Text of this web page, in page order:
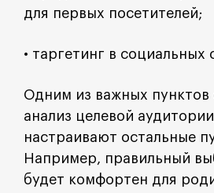
для первых посетителей;
• таргетинг в социальных
Одним из важных пунктов
анализ целевой
настраивают остальные
Например, правильный
будет комфортен для